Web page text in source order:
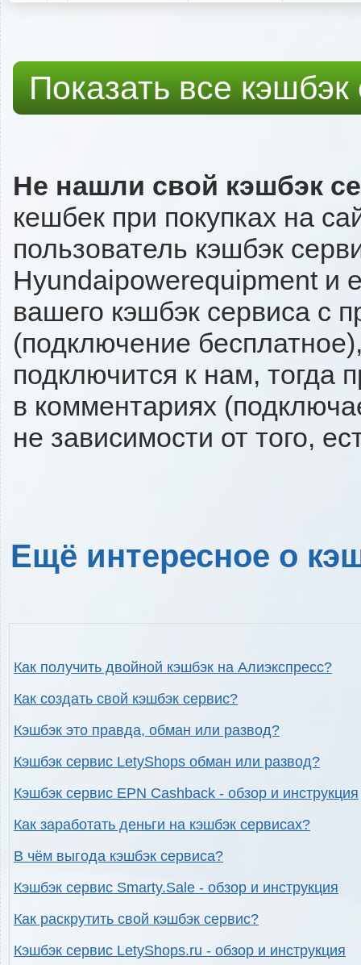
Показать все
Не нашли свой кэшбэк
кешбек при покупках на
пользователь кэшбэк
Hyundaipowerequipment и
вашего кэшбэк сервиса с
(подключение
подключится к нам, тогда
в комментариях
не зависимости от того,
Ещё интересное о
Как получить двойной кэшбэк на Алиэкспресс?
Как создать свой кэшбэк сервис?
Кэшбэк это правда, обман или развод?
Кэшбэк сервис LetyShops обман или развод?
Кэшбэк сервис EPN Cashback - обзор и инструкция
Как заработать деньги на кэшбэк сервисах?
В чём выгода кэшбэк сервиса?
Кэшбэк сервис Smarty.Sale - обзор и инструкция
Как раскрутить свой кэшбэк сервис?
Кэшбэк сервис LetyShops.ru - обзор и инструкция